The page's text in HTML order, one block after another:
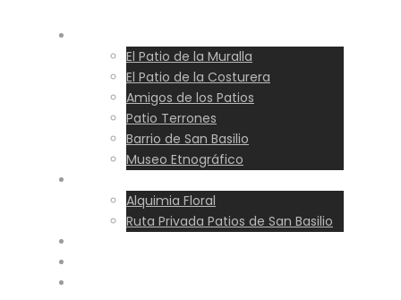
El Patio de la Muralla
El Patio de la Costurera
Amigos de los Patios
Patio Terrones
Barrio de San Basilio
Museo Etnográfico
Alquimia Floral
Ruta Privada Patios de San Basilio